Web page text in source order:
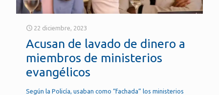
22 diciembre, 2023
Acusan de lavado de dinero a
miembros de ministerios
evangélicos
Según la Policía, usaban como “fachada” los ministerios